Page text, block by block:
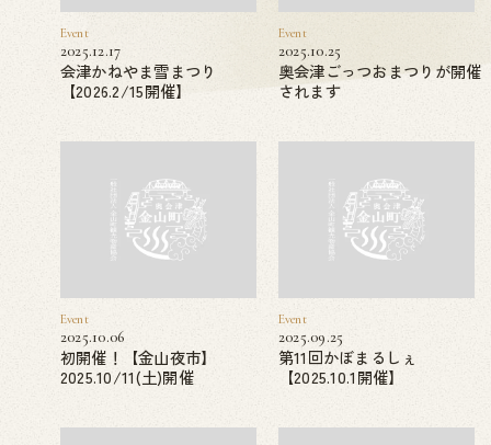
Event
2025.12.17
会津かねやま雪まつり
【2026.2/15開催】
Event
2025.10.25
奥会津ごっつおまつりが開催
されます
Event
2025.10.06
初開催！【金山夜市】
2025.10/11(土)開催
Event
2025.09.25
第11回かぼまるしぇ
【2025.10.1開催】